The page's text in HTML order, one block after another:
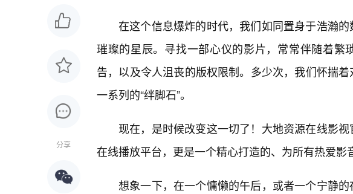
分享
在这个信息爆炸的时代，我们如同置身于浩瀚
璀璨的星辰。寻找一部心仪的影片，常常伴随着繁
告，以及令人沮丧的版权限制。多少次，我们怀揣
一系列的“绊脚石”。
现在，是时候改变这一切了！大地资源在线影
在线播放平台，更是一个精心打造的、为所有热爱影
想象一下，在一个慵懒的午后，或者一个宁静